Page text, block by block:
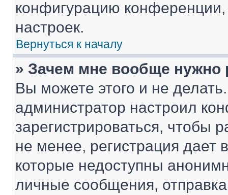
конфигурацию
настроек.
Вернуться к началу
» Зачем мне вообще нужно
Вы можете этого и не
администратор настроил
зарегистрироваться, чтобы
не менее, регистрация
которые недоступны
личные сообщения,